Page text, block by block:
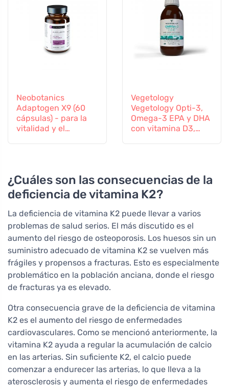
Neobotanics
Adaptogen X9 (60
cápsulas) - para la
vitalidad y el
Vegetology
Vegetology Opti-3,
Omega-3 EPA y DHA
con vitamina D3,
¿Cuáles son las consecuencias de la
deficiencia de vitamina K2?
La deficiencia de vitamina K2 puede llevar a varios
problemas de salud serios. El más discutido es el
aumento del riesgo de osteoporosis. Los huesos sin un
suministro adecuado de vitamina K2 se vuelven más
frágiles y propensos a fracturas. Esto es especialmente
problemático en la población anciana, donde el riesgo
de fracturas ya es elevado.
Otra consecuencia grave de la deficiencia de vitamina
K2 es el aumento del riesgo de enfermedades
cardiovasculares. Como se mencionó anteriormente, la
vitamina K2 ayuda a regular la acumulación de calcio
en las arterias. Sin suficiente K2, el calcio puede
comenzar a endurecer las arterias, lo que lleva a la
aterosclerosis y aumenta el riesgo de enfermedades